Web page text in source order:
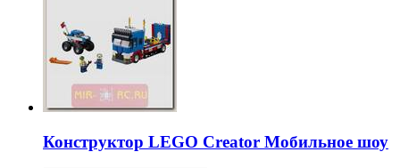
Конструктор LEGO Creator Мобильное шоу